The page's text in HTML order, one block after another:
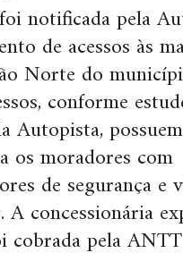
notificada pela
de acessos às
Norte do
conforme
Autopista,
os moradores com
de segurança e
A concessionária
cobrada pela